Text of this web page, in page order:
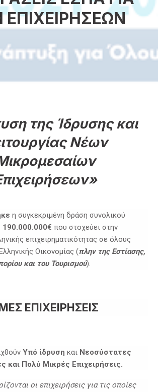
ΕΠΙΧΕΙΡΗΣΕΩΝ
της Ίδρυσης και
Νέων
η συγκεκριμένη δράση συνολικού
190.000.000€ που στοχεύει στην
επιχειρηματικότητας σε όλους
Οικονομίας (πλην της Εστίασης,
και του Τουρισμού).
ΕΠΙΧΕΙΡΗΣΕΙΣ
Υπό ίδρυση και Νεοσύστατες
και Πολύ Μικρές Επιχειρήσεις.
οι επιχειρήσεις για τις οποίες